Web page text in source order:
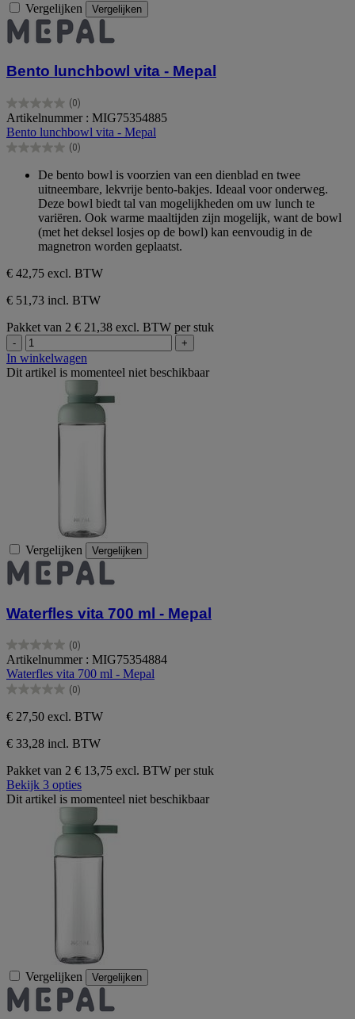
Vergelijken Vergelijken
Bento lunchbowl vita - Mepal
(0)
0.0
van
de
5
Artikelnummer : MIG75354885
Bento lunchbowl vita - Mepal
(0)
0.0
sterren.
De bento bowl is voorzien van een dienblad en twee
uitneembare, lekvrije bento-bakjes. Ideaal voor onderweg.
Deze bowl biedt tal van mogelijkheden om uw lunch te
variëren. Ook warme maaltijden zijn mogelijk, want de bowl
(met het deksel losjes op de bowl) kan eenvoudig in de
magnetron worden geplaatst.
€ 42,75 excl. BTW
€ 51,73 incl. BTW
Pakket van 2 € 21,38 excl. BTW per stuk
- +
In winkelwagen
Dit artikel is momenteel niet beschikbaar
Vergelijken Vergelijken
Waterfles vita 700 ml - Mepal
(0)
0.0
van
de
5
Artikelnummer : MIG75354884
Waterfles vita 700 ml - Mepal
(0)
0.0
van
de
5
sterren.
€ 27,50 excl. BTW
€ 33,28 incl. BTW
Pakket van 2 € 13,75 excl. BTW per stuk
Bekijk 3 opties
Dit artikel is momenteel niet beschikbaar
Vergelijken Vergelijken